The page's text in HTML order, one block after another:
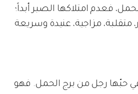
فعدم امتلاكها الصبر أبداً؛
متقلبة، مزاجية، عنيدة وسريعة
في حبّها رجل من برج الحمل. فهو